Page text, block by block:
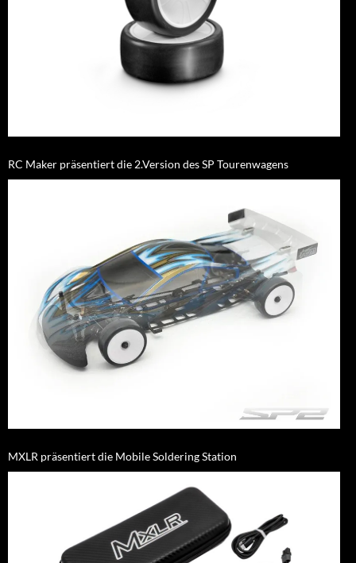
RC Maker präsentiert die 2.Version des SP Tourenwagens
MXLR präsentiert die Mobile Soldering Station